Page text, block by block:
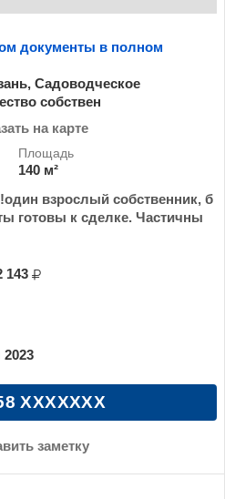
документы в полном
Садоводческое
собствен
на карте
140 м²
взрослый собственник, б
готовы к сделке. Частичны
143
XXXXXXX
заметку
2023